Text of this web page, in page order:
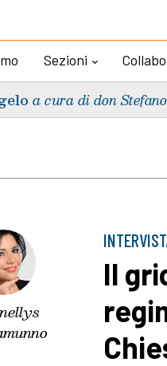
Sezioni
a cura di don
Il